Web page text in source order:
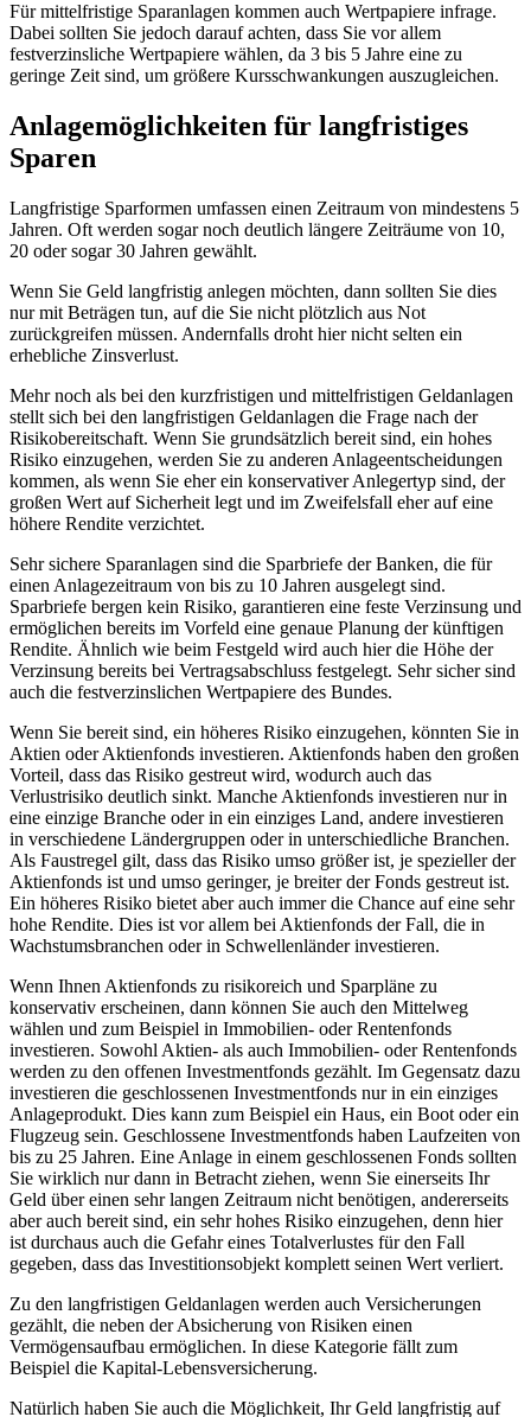
Für mittelfristige Sparanlagen kommen auch Wertpapiere infrage.
Dabei sollten Sie jedoch darauf achten, dass Sie vor allem
festverzinsliche Wertpapiere wählen, da 3 bis 5 Jahre eine zu
geringe Zeit sind, um größere Kursschwankungen auszugleichen.
Anlagemöglichkeiten für langfristiges
Sparen
Langfristige Sparformen umfassen einen Zeitraum von mindestens 5
Jahren. Oft werden sogar noch deutlich längere Zeiträume von 10,
20 oder sogar 30 Jahren gewählt.
Wenn Sie Geld langfristig anlegen möchten, dann sollten Sie dies
nur mit Beträgen tun, auf die Sie nicht plötzlich aus Not
zurückgreifen müssen. Andernfalls droht hier nicht selten ein
erhebliche Zinsverlust.
Mehr noch als bei den kurzfristigen und mittelfristigen Geldanlagen
stellt sich bei den langfristigen Geldanlagen die Frage nach der
Risikobereitschaft. Wenn Sie grundsätzlich bereit sind, ein hohes
Risiko einzugehen, werden Sie zu anderen Anlageentscheidungen
kommen, als wenn Sie eher ein konservativer Anlegertyp sind, der
großen Wert auf Sicherheit legt und im Zweifelsfall eher auf eine
höhere Rendite verzichtet.
Sehr sichere Sparanlagen sind die Sparbriefe der Banken, die für
einen Anlagezeitraum von bis zu 10 Jahren ausgelegt sind.
Sparbriefe bergen kein Risiko, garantieren eine feste Verzinsung und
ermöglichen bereits im Vorfeld eine genaue Planung der künftigen
Rendite. Ähnlich wie beim Festgeld wird auch hier die Höhe der
Verzinsung bereits bei Vertragsabschluss festgelegt. Sehr sicher sind
auch die festverzinslichen Wertpapiere des Bundes.
Wenn Sie bereit sind, ein höheres Risiko einzugehen, könnten Sie in
Aktien oder Aktienfonds investieren. Aktienfonds haben den großen
Vorteil, dass das Risiko gestreut wird, wodurch auch das
Verlustrisiko deutlich sinkt. Manche Aktienfonds investieren nur in
eine einzige Branche oder in ein einziges Land, andere investieren
in verschiedene Ländergruppen oder in unterschiedliche Branchen.
Als Faustregel gilt, dass das Risiko umso größer ist, je spezieller der
Aktienfonds ist und umso geringer, je breiter der Fonds gestreut ist.
Ein höheres Risiko bietet aber auch immer die Chance auf eine sehr
hohe Rendite. Dies ist vor allem bei Aktienfonds der Fall, die in
Wachstumsbranchen oder in Schwellenländer investieren.
Wenn Ihnen Aktienfonds zu risikoreich und Sparpläne zu
konservativ erscheinen, dann können Sie auch den Mittelweg
wählen und zum Beispiel in Immobilien- oder Rentenfonds
investieren. Sowohl Aktien- als auch Immobilien- oder Rentenfonds
werden zu den offenen Investmentfonds gezählt. Im Gegensatz dazu
investieren die geschlossenen Investmentfonds nur in ein einziges
Anlageprodukt. Dies kann zum Beispiel ein Haus, ein Boot oder ein
Flugzeug sein. Geschlossene Investmentfonds haben Laufzeiten von
bis zu 25 Jahren. Eine Anlage in einem geschlossenen Fonds sollten
Sie wirklich nur dann in Betracht ziehen, wenn Sie einerseits Ihr
Geld über einen sehr langen Zeitraum nicht benötigen, andererseits
aber auch bereit sind, ein sehr hohes Risiko einzugehen, denn hier
ist durchaus auch die Gefahr eines Totalverlustes für den Fall
gegeben, dass das Investitionsobjekt komplett seinen Wert verliert.
Zu den langfristigen Geldanlagen werden auch Versicherungen
gezählt, die neben der Absicherung von Risiken einen
Vermögensaufbau ermöglichen. In diese Kategorie fällt zum
Beispiel die Kapital-Lebensversicherung.
Natürlich haben Sie auch die Möglichkeit, Ihr Geld langfristig auf